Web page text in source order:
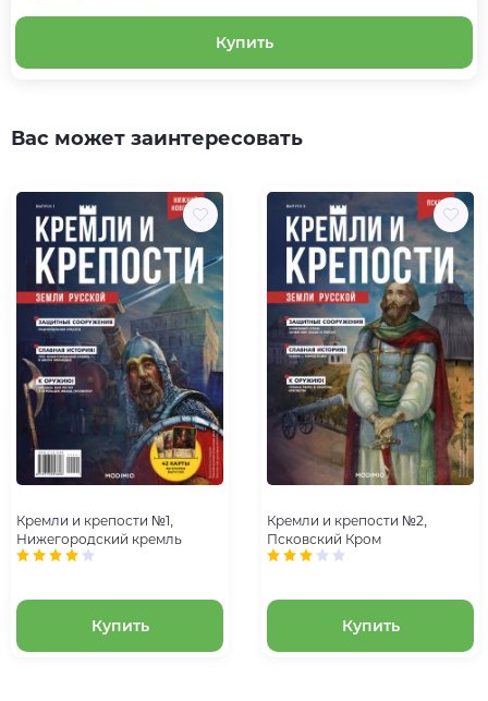
Купить
Вас может заинтересовать
Кремли и крепости №1,
Нижегородский кремль
Купить
Кремли и крепости №2,
Псковский Кром
Купить